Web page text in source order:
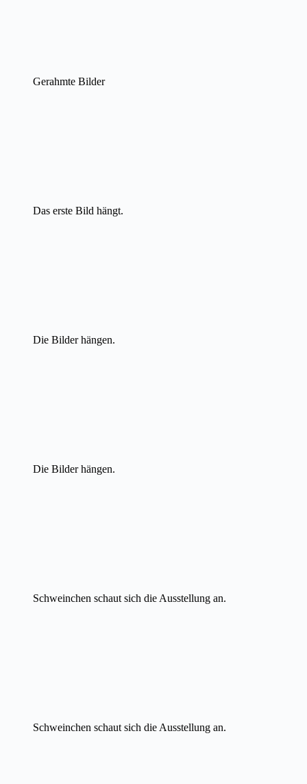
Gerahmte Bilder
Das erste Bild hängt.
Die Bilder hängen.
Die Bilder hängen.
Schweinchen schaut sich die Ausstellung an.
Schweinchen schaut sich die Ausstellung an.